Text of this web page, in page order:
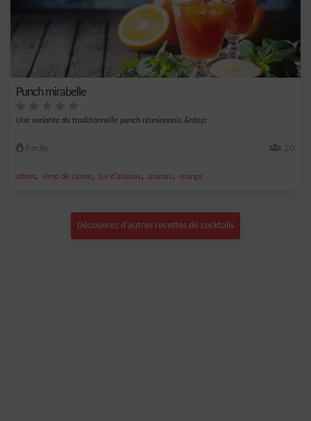
Punch mirabelle
Une variante du traditionnelle punch réunionnais.&nbsp;
Facile 20
citron, sirop de canne, jus d'ananas, ananas, orange
Découvrez d'autres recettes de cocktails